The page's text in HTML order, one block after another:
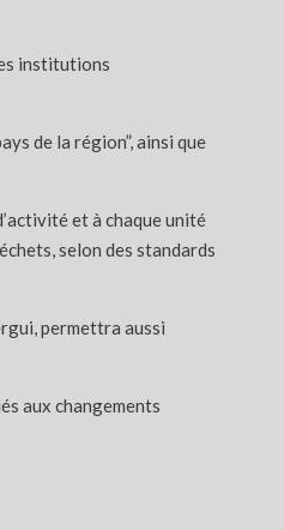
institutions
de la région”, ainsi que
et à chaque unité
selon des standards
permettra aussi
aux changements